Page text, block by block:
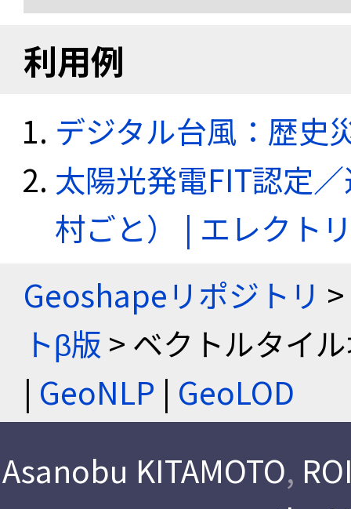
利用例
デジタル台風：歴史
太陽光発電FIT認定
村ごと） | エレクト
Geoshapeリポジトリ >
トβ版 > ベクトルタイ
| GeoNLP | GeoLOD
Asanobu KITAMOTO,